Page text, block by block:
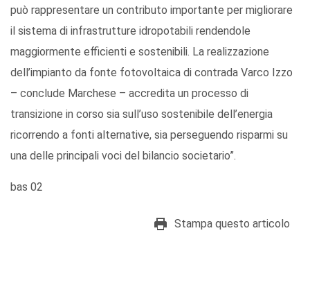
può rappresentare un contributo importante per migliorare
il sistema di infrastrutture idropotabili rendendole
maggiormente efficienti e sostenibili. La realizzazione
dell’impianto da fonte fotovoltaica di contrada Varco Izzo
– conclude Marchese – accredita un processo di
transizione in corso sia sull’uso sostenibile dell’energia
ricorrendo a fonti alternative, sia perseguendo risparmi su
una delle principali voci del bilancio societario”.
bas 02
Stampa questo articolo